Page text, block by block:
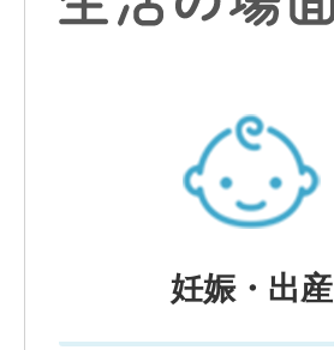
妊娠・出産